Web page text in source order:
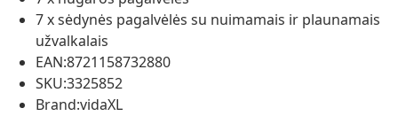
7 x sėdynės pagalvėlės su nuimamais ir plaunamais
užvalkalais
EAN:8721158732880
SKU:3325852
Brand:vidaXL